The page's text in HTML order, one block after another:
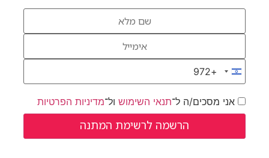
Israel +972
+972
אני מסכים/ה ל־תנאי השימושול־מדיניות הפרטיות